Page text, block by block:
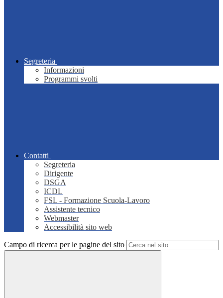
Segreteria
Informazioni
Programmi svolti
Contatti
Segreteria
Dirigente
DSGA
ICDL
FSL - Formazione Scuola-Lavoro
Assistente tecnico
Webmaster
Accessibilità sito web
Campo di ricerca per le pagine del sito